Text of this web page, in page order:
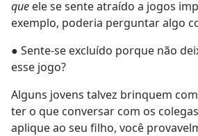
que ele se sente atraído a jogos
exemplo, poderia perguntar algo
● Sente-se excluído porque não
esse jogo?
Alguns jovens talvez brinquem
ter o que conversar com os
aplique ao seu filho, você